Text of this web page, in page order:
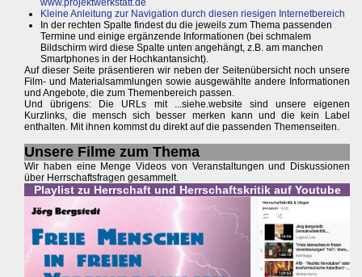
Kleine Anleitung zur Navigation durch diesen riesigen Internetbereich
In der rechten Spalte findest du die jeweils zum Thema passenden
Termine und einige ergänzende Informationen (bei schmalem
Bildschirm wird diese Spalte unten angehängt, z.B. am manchen
Smartphones in der Hochkantansicht).
Auf dieser Seite präsentieren wir neben der Seitenübersicht noch unsere
Film- und Materialsammlungen sowie ausgewählte andere Informationen
und Angebote, die zum Themenbereich passen.
Und übrigens: Die URLs mit ...siehe.website sind unsere eigenen
Kurzlinks, die mensch sich besser merken kann und die kein Label
enthalten. Mit ihnen kommst du direkt auf die passenden Themenseiten.
Unsere Filme zum Thema
Wir haben eine Menge Videos von Veranstaltungen und Diskussionen
über Herrschaftsfragen gesammelt.
Playlist zu Herrschaft und Herrschaftskritik auf Youtube